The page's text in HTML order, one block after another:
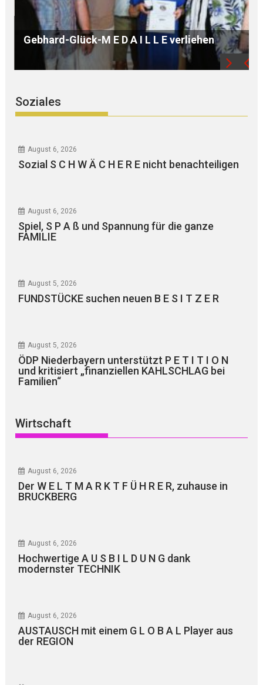
B Ü R G E R S P R E C H S T U N D E mit Ursula
WEGER
Soziales
August 6, 2026
Sozial S C H W Ä C H E R E nicht benachteiligen
August 6, 2026
Spiel, S P A ß und Spannung für die ganze
FAMILIE
August 5, 2026
FUNDSTÜCKE suchen neuen B E S I T Z E R
August 5, 2026
ÖDP Niederbayern unterstützt P E T I T I O N
und kritisiert „finanziellen KAHLSCHLAG bei
Familien“
Wirtschaft
August 6, 2026
Der W E L T M A R K T F Ü H R E R, zuhause in
BRUCKBERG
August 6, 2026
Hochwertige A U S B I L D U N G dank
modernster TECHNIK
August 6, 2026
AUSTAUSCH mit einem G L O B A L Player aus
der REGION